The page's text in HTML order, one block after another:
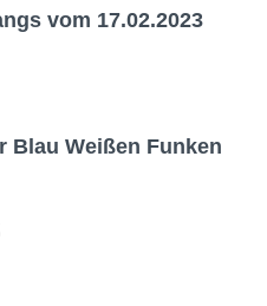
vom 17.02.2023
Blau Weißen Funken